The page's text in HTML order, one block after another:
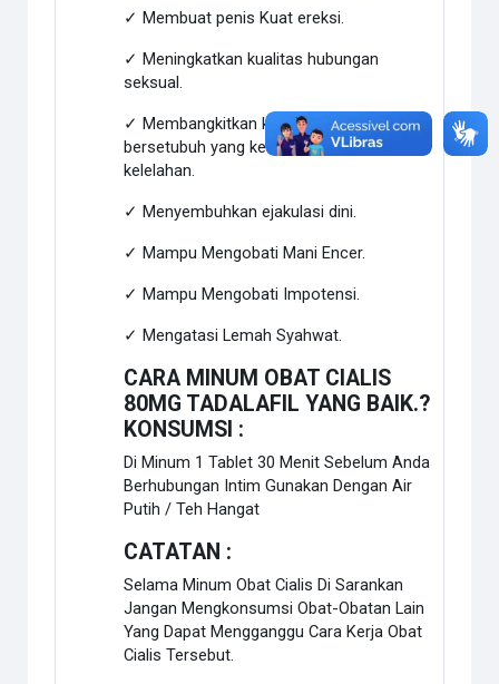
✓ Membuat penis Kuat ereksi.
✓ Meningkatkan kualitas hubungan
seksual.
✓ Membangkitkan kekuatan untuk
bersetubuh yang kedua dan mengurangi
kelelahan.
✓ Menyembuhkan ejakulasi dini.
✓ Mampu Mengobati Mani Encer.
✓ Mampu Mengobati Impotensi.
✓ Mengatasi Lemah Syahwat.
CARA MINUM OBAT CIALIS
80MG TADALAFIL YANG BAIK.?
KONSUMSI :
Di Minum 1 Tablet 30 Menit Sebelum Anda
Berhubungan Intim Gunakan Dengan Air
Putih / Teh Hangat
CATATAN :
Selama Minum Obat Cialis Di Sarankan
Jangan Mengkonsumsi Obat-Obatan Lain
Yang Dapat Mengganggu Cara Kerja Obat
Cialis Tersebut.